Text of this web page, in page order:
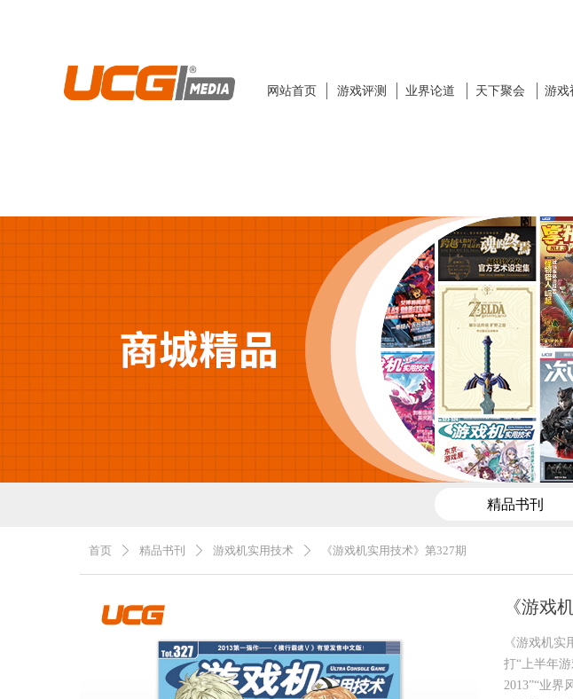
网站首页 业界论道
游戏评测 天下聚会 游戏
首页 ꄲ 精品书刊 ꄲ 游戏机实用技术 ꄲ 《游戏机实用技术》第327期
《游戏
《游戏机
打“上半年
2013”“业界
精品书刊